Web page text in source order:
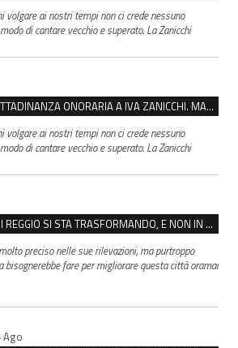
volgare ai nostri tempi non ci crede nessuno
di cantare vecchio e superato. La Zanicchi
VENTASSO, SÌ ALLA CITTADINANZA ONORARIA A IVA ZANICCHI. MA BARGIACCHI: “È DI PESSIMO GUSTO”
volgare ai nostri tempi non ci crede nessuno
di cantare vecchio e superato. La Zanicchi
IL CENTRO STORICO DI REGGIO SI STA TRASFORMANDO, E NON IN MEGLIO
preciso nelle sue rilevazioni, ma purtroppo
bisognerebbe fare per migliorare questa città oramai
Ago